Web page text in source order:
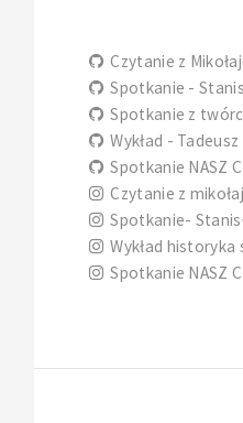
Czytanie z
Spotkanie -
Spotkanie z
Wykład -
Spotkanie NASZ
Czytanie z
Spotkanie-
Wykład historyka
Spotkanie NASZ